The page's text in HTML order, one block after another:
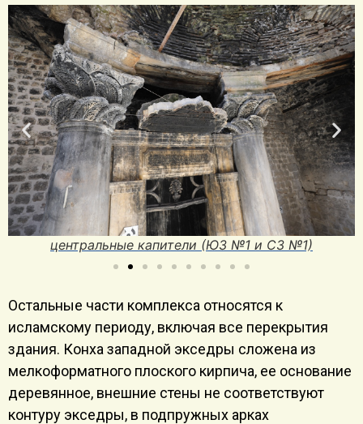
СЗ Капители №1 и№2
Остальные части комплекса относятся к
исламскому периоду, включая все перекрытия
здания. Конха западной экседры сложена из
мелкоформатного плоского кирпича, ее основание
деревянное, внешние стены не соответствуют
контуру экседры, в подпружных арках